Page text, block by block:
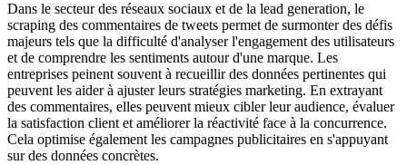
Dans le secteur des réseaux sociaux et de la lead generation, le
scraping des commentaires de tweets permet de surmonter des défis
majeurs tels que la difficulté d'analyser l'engagement des utilisateurs
et de comprendre les sentiments autour d'une marque. Les
entreprises peinent souvent à recueillir des données pertinentes qui
peuvent les aider à ajuster leurs stratégies marketing. En extrayant
des commentaires, elles peuvent mieux cibler leur audience, évaluer
la satisfaction client et améliorer la réactivité face à la concurrence.
Cela optimise également les campagnes publicitaires en s'appuyant
sur des données concrètes.